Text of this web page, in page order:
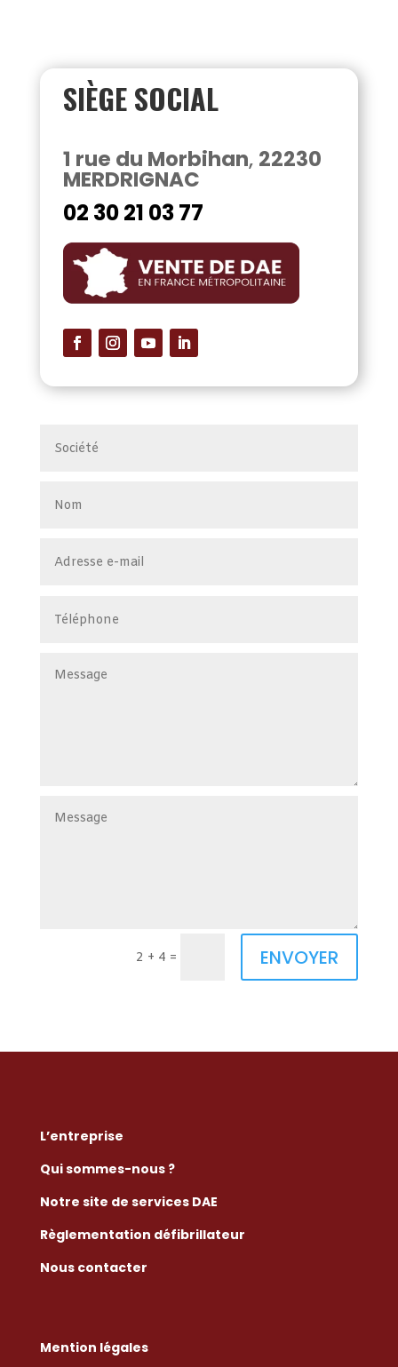
SIÈGE SOCIAL
1 rue du Morbihan, 22230
MERDRIGNAC
02 30 21 03 77
2 + 4 = ENVOYER
L’entreprise
Qui sommes-nous ?
Notre site de services DAE
Règlementation défibrillateur
Nous contacter
Mention légales